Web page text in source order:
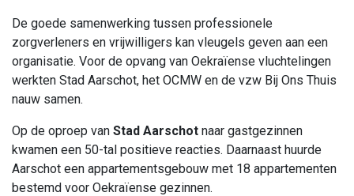
De goede samenwerking tussen professionele
zorgverleners en vrijwilligers kan vleugels geven aan een
organisatie. Voor de opvang van Oekraïense vluchtelingen
werkten Stad Aarschot, het OCMW en de vzw Bij Ons Thuis
nauw samen.
Op de oproep van Stad Aarschot naar gastgezinnen
kwamen een 50-tal positieve reacties. Daarnaast huurde
Aarschot een appartementsgebouw met 18 appartementen
bestemd voor Oekraïense gezinnen.